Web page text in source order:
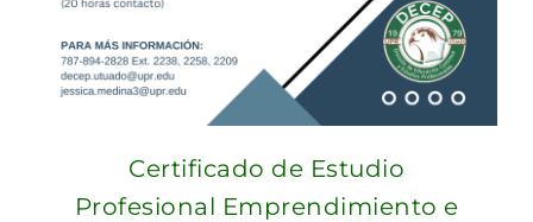
Certificado de Estudio
Profesional Emprendimiento e